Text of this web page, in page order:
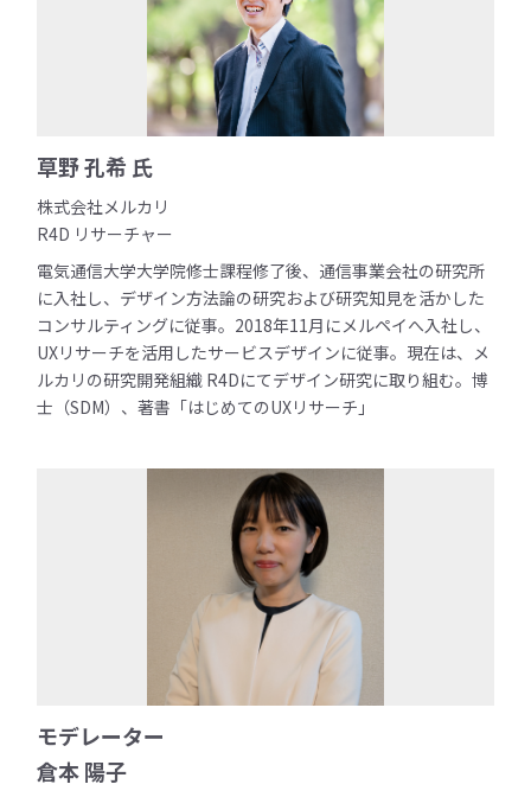
草野 孔希 氏
株式会社メルカリ
R4D リサーチャー
電気通信大学大学院修士課程修了後、通信事業会社の研究所
に入社し、デザイン方法論の研究および研究知見を活かした
コンサルティングに従事。2018年11月にメルペイへ入社し、
UXリサーチを活用したサービスデザインに従事。現在は、メ
ルカリの研究開発組織 R4Dにてデザイン研究に取り組む。博
士（SDM）、著書「はじめてのUXリサーチ」
モデレーター
倉本 陽子